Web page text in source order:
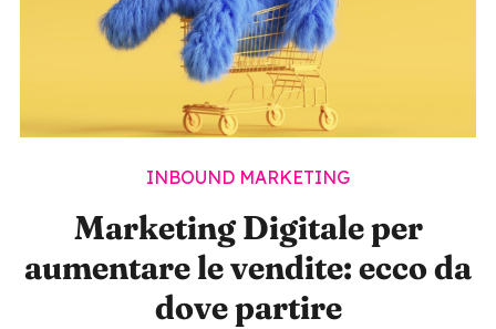
INBOUND MARKETING
Marketing Digitale per
aumentare le vendite: ecco da
dove partire